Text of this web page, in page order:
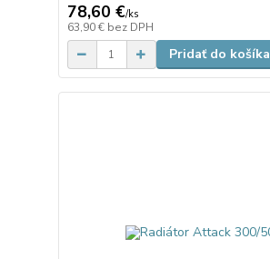
78,60 €/ks
63,90 € bez DPH
Pridať do košíka